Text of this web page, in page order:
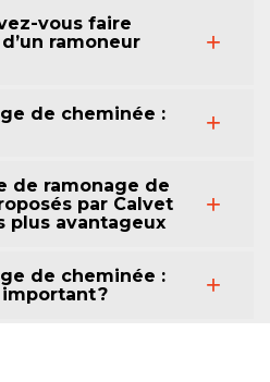
vous faire
ramoneur
de cheminée :
de ramonage de
par Calvet
plus avantageux
de cheminée :
?